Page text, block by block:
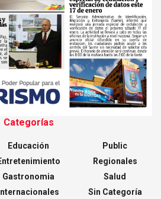
Categorías
Educación
Gastronomia
Internacionales
Public
Regionales
Salud
Sin Categoría